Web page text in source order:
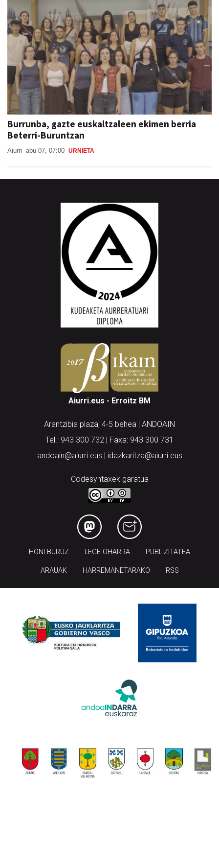
Burrunba, gazte euskaltzaleen ekimen berria
Beterri-Buruntzan
Aiurri abu 07, 07:00 URNIETA
Aiurri.eus - Erroitz BM
Arantzibia plaza, 4-5 behea | ANDOAIN
Tel.: 943 300 732 | Faxa: 943 300 731
andoain@aiurri.eus | idazkaritza@aiurri.eus
Codesyntaxek garatua
HONI BURUZ LEGE OHARRA PUBLIZITATEA
ARAUAK HARREMANETARAKO RSS